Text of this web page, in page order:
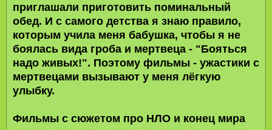
приглашали приготовить поминальный
обед. И с самого детства я знаю правило,
которым учила меня бабушка, чтобы я не
боялась вида гроба и мертвеца - "Бояться
надо живых!". Поэтому фильмы - ужастики с
мертвецами вызывают у меня лёгкую
улыбку.
Фильмы с сюжетом про НЛО и конец мира